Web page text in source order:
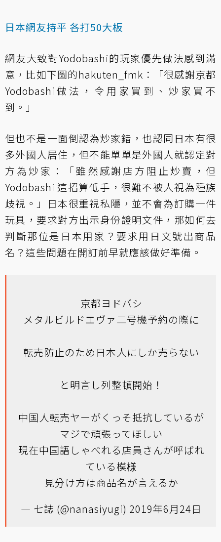
日本網友持平 各打50大板
網友大致對Yodobashi的玩家優先做法感到滿
意，比如下圖的hakuten_fmk：「很感謝京都
Yodobashi做法，令用家買到、炒家買不
到。」
但也不是一面倒認為炒家錯，也認同日本有很
多外國人居住，但不能單單是外國人就認定對
方為炒家：「雖然感謝店方阻止炒賣，但
Yodobashi 這招算低手，很難不被人視為種族
歧視。」日本很重視私隱，並不會為訂購一件
玩具，要求對方出示身份證明文件，那如何去
判斷那位是日本用家？要求用日文號出商品
名？這些問題在開訂前早就應該做好準備。
京都ヨドバシ
メタルビルドエヴァ二号機予約の際に
転売防止のため日本人にしか売らない
と明言し列整頓開始！
中国人転売ヤーがくっそ抵抗しているが
マジで頑張ってほしい
現在中国語しゃべれる店員さんが呼ばれ
ている模様
見分け方は商品名が言えるか
— 七誌 (@nanasiyugi) 2019年6月24日